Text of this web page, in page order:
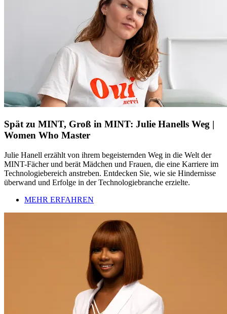
Spät zu MINT, Groß in MINT: Julie Hanells Weg |
Women Who Master
Julie Hanell erzählt von ihrem begeisternden Weg in die Welt der
MINT-Fächer und berät Mädchen und Frauen, die eine Karriere im
Technologiebereich anstreben. Entdecken Sie, wie sie Hindernisse
überwand und Erfolge in der Technologiebranche erzielte.
MEHR ERFAHREN